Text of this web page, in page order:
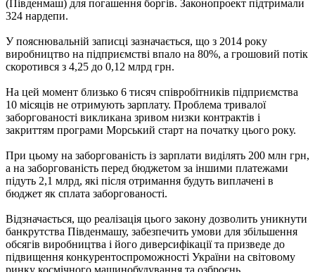
(Південмаш) для погашення боргів. Законопроект підтримали
324 нардепи.
У пояснювальній записці зазначається, що з 2014 року
виробництво на підприємстві впало на 80%, а грошовий потік
скоротився з 4,25 до 0,12 млрд грн.
На цей момент близько 6 тисяч співробітників підприємства
10 місяців не отримують зарплату. Проблема тривалої
заборгованості викликана зривом низки контрактів і
закриттям програми Морський старт на початку цього року.
При цьому на заборгованість із зарплати виділять 200 млн грн,
а на заборгованість перед бюджетом за іншими платежами
підуть 2,1 млрд, які після отримання будуть виплачені в
бюджет як сплата заборгованості.
Відзначається, що реалізація цього закону дозволить уникнути
банкрутства Південмашу, забезпечить умови для збільшення
обсягів виробництва і його диверсифікації та призведе до
підвищення конкурентоспроможності України на світовому
ринку космічного машинобудування та озброєнь.